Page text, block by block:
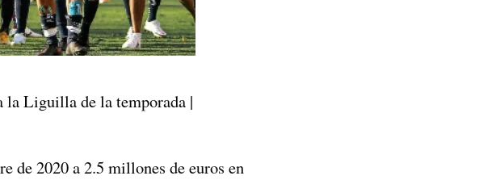
la Liguilla de la temporada |
de 2020 a 2.5 millones de euros en